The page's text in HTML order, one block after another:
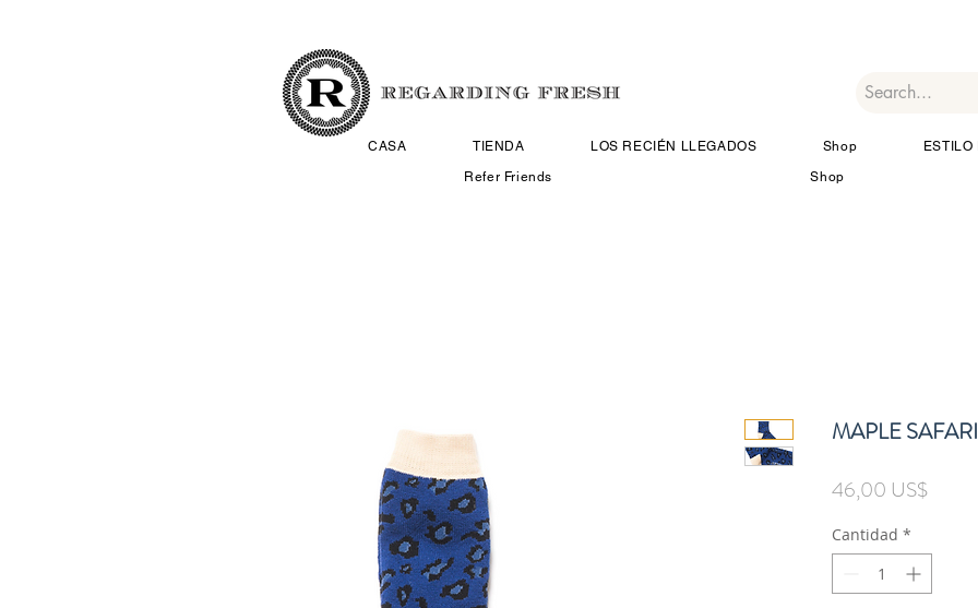
CASA TIENDA LOS RECIÉN LLEGADOS Shop
ESTILO
Refer Friends
Shop
MAPLE
46,00 US$Precio
Cantidad *